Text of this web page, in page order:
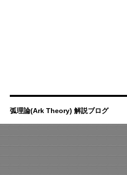
弧理論(Ark Theory) 解説ブログ